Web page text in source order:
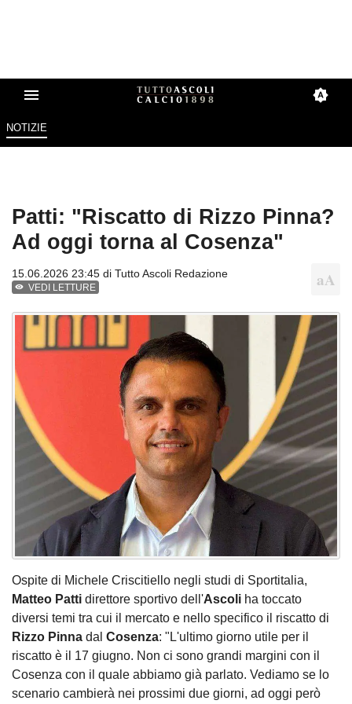
NOTIZIE
Patti: "Riscatto di Rizzo Pinna?
Ad oggi torna al Cosenza"
15.06.2026 23:45 di Tutto Ascoli Redazione
VEDI LETTURE
Ospite di Michele Criscitiello negli studi di Sportitalia,
Matteo Patti direttore sportivo dell'Ascoli ha toccato
diversi temi tra cui il mercato e nello specifico il riscatto di
Rizzo Pinna dal Cosenza: "L'ultimo giorno utile per il
riscatto è il 17 giugno. Non ci sono grandi margini con il
Cosenza con il quale abbiamo già parlato. Vediamo se lo
scenario cambierà nei prossimi due giorni, ad oggi però